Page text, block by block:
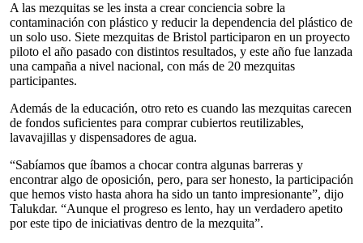
A las mezquitas se les insta a crear conciencia sobre la
contaminación con plástico y reducir la dependencia del plástico de
un solo uso. Siete mezquitas de Bristol participaron en un proyecto
piloto el año pasado con distintos resultados, y este año fue lanzada
una campaña a nivel nacional, con más de 20 mezquitas
participantes.
Además de la educación, otro reto es cuando las mezquitas carecen
de fondos suficientes para comprar cubiertos reutilizables,
lavavajillas y dispensadores de agua.
“Sabíamos que íbamos a chocar contra algunas barreras y
encontrar algo de oposición, pero, para ser honesto, la participación
que hemos visto hasta ahora ha sido un tanto impresionante”, dijo
Talukdar. “Aunque el progreso es lento, hay un verdadero apetito
por este tipo de iniciativas dentro de la mezquita”.